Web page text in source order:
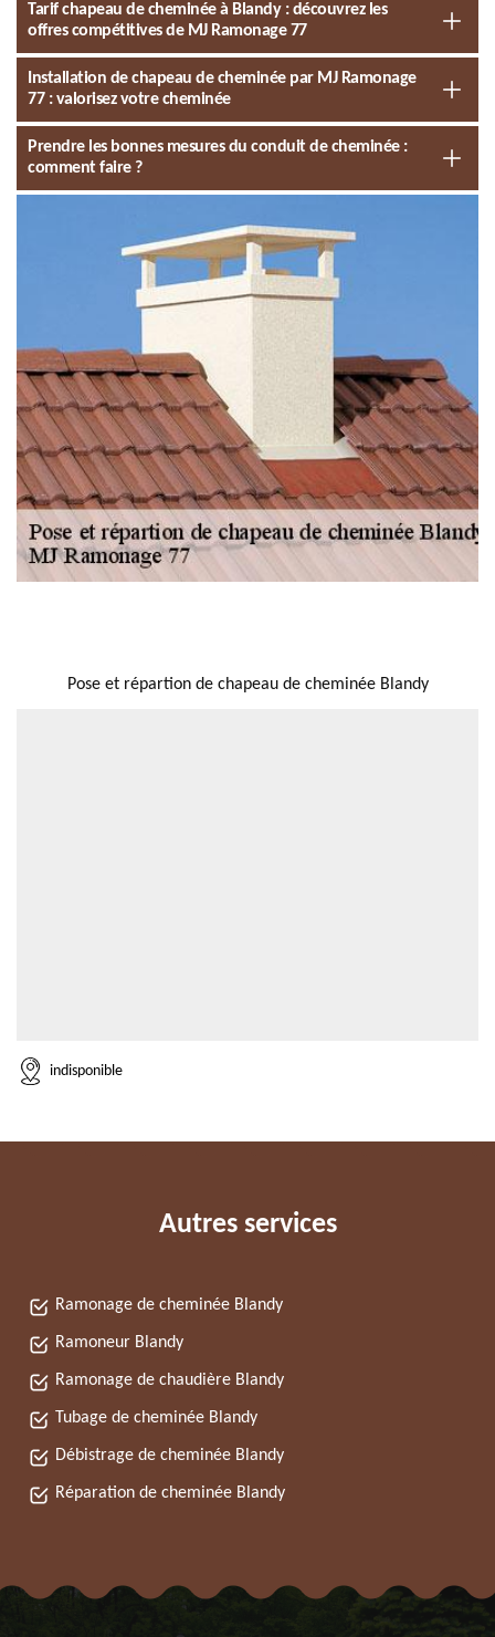
Tarif chapeau de cheminée à Blandy : découvrez les
offres compétitives de MJ Ramonage 77
Installation de chapeau de cheminée par MJ Ramonage
77 : valorisez votre cheminée
Prendre les bonnes mesures du conduit de cheminée :
comment faire ?
Pose et répartion de chapeau de cheminée Blandy
indisponible
Autres services
Ramonage de cheminée Blandy
Ramoneur Blandy
Ramonage de chaudière Blandy
Tubage de cheminée Blandy
Débistrage de cheminée Blandy
Réparation de cheminée Blandy